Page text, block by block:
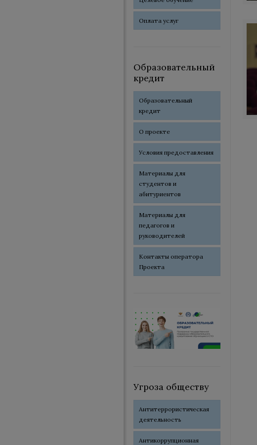
Оплата услуг
Образовательный
кредит
Образовательный
кредит
О проекте
Условия предоставления
Материалы для
студентов и
абитуриентов
Материалы для
педагогов и
руководителей
Контакты оператора
Проекта
Угроза обществу
Антитеррористическая
деятельность
Антикоррупционная